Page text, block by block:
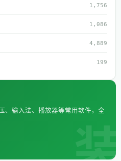
1,756
1,086
4,889
199
、输入法、播放器等常用软件，全